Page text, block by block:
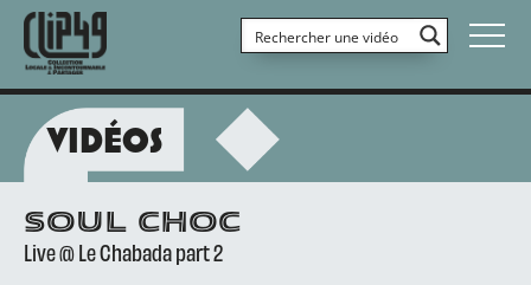
VIDÉOS
SOUL CHOC
Live @ Le Chabada part 2